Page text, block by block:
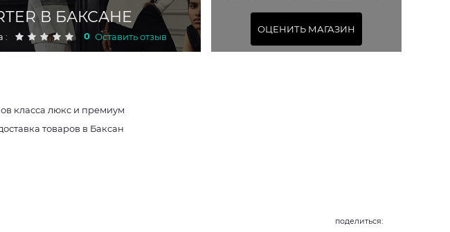
В БАКСАНЕ
: 0 Оставить отзыв
ОЦЕНИТЬ МАГАЗИН
класса люкс и премиум
товаров в Баксан
поделиться: